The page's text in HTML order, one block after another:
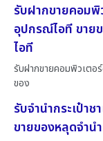
รับฝากขายคอมพิ
อุปกรณ์ไอที ขาย
ไอที
รับฝากขายคอมพิวเตอ
ของ
รับจำนำกระเป๋า
ขายของหลุดจำนำ